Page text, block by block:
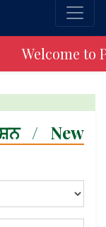
Welcome to
/ New